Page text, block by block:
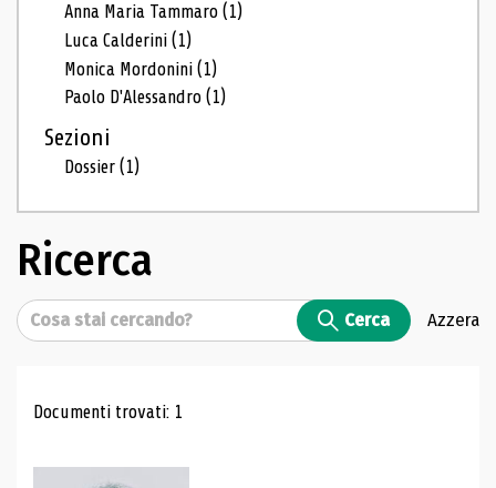
Anna Maria Tammaro(1)
Luca Calderini(1)
Monica Mordonini(1)
Paolo D'Alessandro(1)
Sezioni
Dossier(1)
Ricerca
Cerca Cerca Azzera
Risultati di ricerca
Documenti trovati: 1